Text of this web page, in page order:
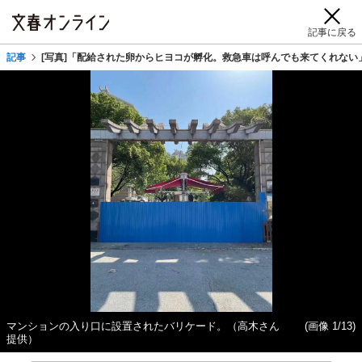
記事に戻る
記事 [写真]「配給された卵からヒヨコが孵化。救急車は呼んでも来てくれな
マンションの入り口に設置されたバリケード。（高木さん
提供）
(画像 1/13)